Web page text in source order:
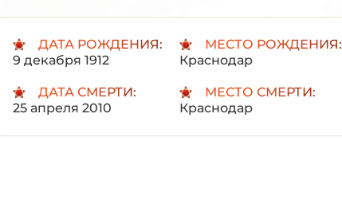
ДАТА РОЖДЕНИЯ:
9 декабря 1912
МЕСТО РОЖДЕНИЯ:
Краснодар
ДАТА СМЕРТИ:
25 апреля 2010
МЕСТО СМЕРТИ:
Краснодар